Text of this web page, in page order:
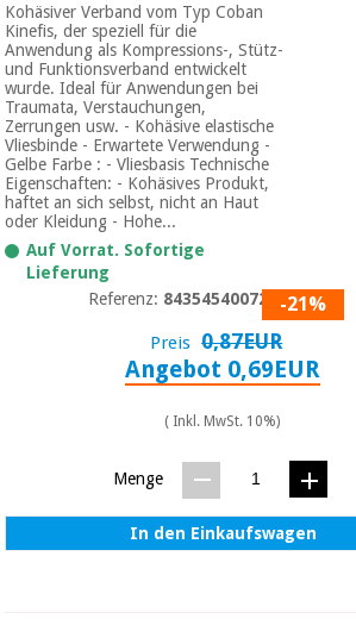
Kohäsiver Verband vom Typ Coban
Kinefis, der speziell für die
Anwendung als Kompressions-, Stütz-
und Funktionsverband entwickelt
wurde. Ideal für Anwendungen bei
Traumata, Verstauchungen,
Zerrungen usw. - Kohäsive elastische
Vliesbinde - Erwartete Verwendung -
Gelbe Farbe : - Vliesbasis Technische
Eigenschaften: - Kohäsives Produkt,
haftet an sich selbst, nicht an Haut
oder Kleidung - Hohe...
Auf Vorrat. Sofortige
Lieferung
Referenz: 8435454007251-21%
Preis 0,87EUR
Angebot 0,69EUR
( Inkl. MwSt. 10%)
Menge
In den Einkaufswagen